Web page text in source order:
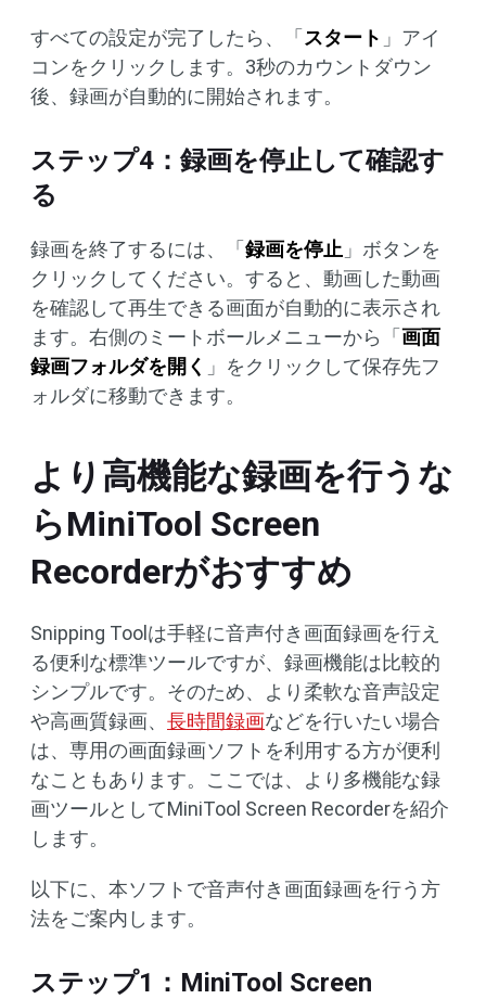
すべての設定が完了したら、「 スタート 」アイ
コンをクリックします。3秒のカウントダウン
後、録画が自動的に開始されます。
ステップ4：録画を停止して確認す
る
録画を終了するには、「 録画を停止 」ボタンを
クリックしてください。すると、動画した動画
を確認して再生できる画面が自動的に表示され
ます。右側のミートボールメニューから「 画面
録画フォルダを開く 」をクリックして保存先フ
ォルダに移動できます。
より高機能な録画を行うな
らMiniTool Screen
Recorderがおすすめ
Snipping Toolは手軽に音声付き画面録画を行え
る便利な標準ツールですが、録画機能は比較的
シンプルです。そのため、より柔軟な音声設定
や高画質録画、 長時間録画などを行いたい場合
は、専用の画面録画ソフトを利用する方が便利
なこともあります。ここでは、より多機能な録
画ツールとしてMiniTool Screen Recorderを紹介
します。
以下に、本ソフトで音声付き画面録画を行う方
法をご案内します。
ステップ1：MiniTool Screen